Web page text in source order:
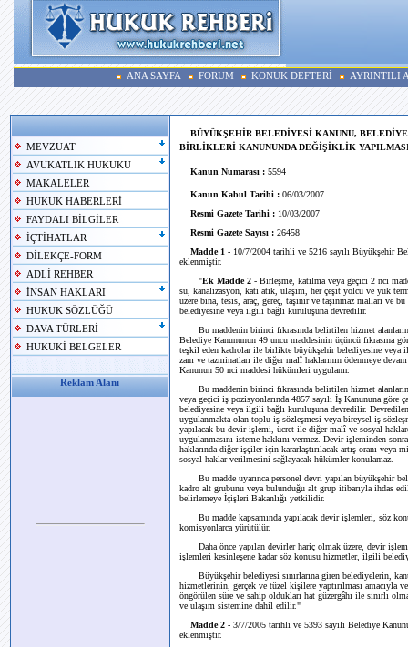
ANA SAYFA FORUM KONUK DEFTERİ AYRINTILI
MEVZUAT
AVUKATLIK HUKUKU
MAKALELER
HUKUK HABERLERİ
FAYDALI BİLGİLER
İÇTİHATLAR
DİLEKÇE-FORM
ADLİ REHBER
İNSAN HAKLARI
HUKUK SÖZLÜĞÜ
DAVA TÜRLERİ
HUKUKİ BELGELER
Reklam Alanı
BÜYÜKŞEHİR BELEDİYESİ KANUNU,
BİRLİKLERİ KANUNUNDA DEĞİŞİKLİK
Kanun Numarası : 5594
Kanun Kabul Tarihi : 06/03/2007
Resmi Gazete Tarihi : 10/03/2007
Resmi Gazete Sayısı : 26458
Madde 1 - 10/7/2004 tarihli ve 5216 sayılı Büyükşehir
eklenmiştir.
"Ek Madde 2 - Birleşme, katılma veya geçici 2 nci
su, kanalizasyon, katı atık, ulaşım, her çeşit yolcu ve yük
üzere bina, tesis, araç, gereç, taşınır ve taşınmaz malları ve
belediyesine veya ilgili bağlı kuruluşuna devredilir.
Bu maddenin birinci fıkrasında belirtilen hizmet
Belediye Kanununun 49 uncu maddesinin üçüncü fıkrasına
teşkil eden kadrolar ile birlikte büyükşehir belediyesine veya
zam ve tazminatları ile diğer malî haklarının ödenmeye
Kanunun 50 nci maddesi hükümleri uygulanır.
Bu maddenin birinci fıkrasında belirtilen hizmet
veya geçici iş pozisyonlarında 4857 sayılı İş Kanununa
belediyesine veya ilgili bağlı kuruluşuna devredilir.
uygulanmakta olan toplu iş sözleşmesi veya bireysel iş
yapılacak bu devir işlemi, ücret ile diğer malî ve sosyal
uygulanmasını isteme hakkını vermez. Devir işleminden
haklarında diğer işçiler için kararlaştırılacak artış oranı veya
sosyal haklar verilmesini sağlayacak hükümler konulamaz.
Bu madde uyarınca personel devri yapılan büyükşehir
kadro alt grubunu veya bulunduğu alt grup itibarıyla ihdas
belirlemeye İçişleri Bakanlığı yetkilidir.
Bu madde kapsamında yapılacak devir işlemleri, söz
komisyonlarca yürütülür.
Daha önce yapılan devirler hariç olmak üzere, devir
işlemleri kesinleşene kadar söz konusu hizmetler, ilgili
Büyükşehir belediyesi sınırlarına giren belediyelerin,
hizmetlerinin, gerçek ve tüzel kişilere yaptırılması amacıyla
öngörülen süre ve sahip oldukları hat güzergâhı ile sınırlı
ve ulaşım sistemine dahil edilir."
Madde 2 - 3/7/2005 tarihli ve 5393 sayılı Belediye
eklenmiştir.